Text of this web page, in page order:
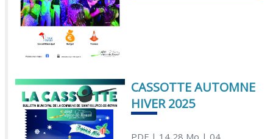
CASSOTTE AUTOMNE
HIVER 2025
PDF| 14,28 Mo | 04